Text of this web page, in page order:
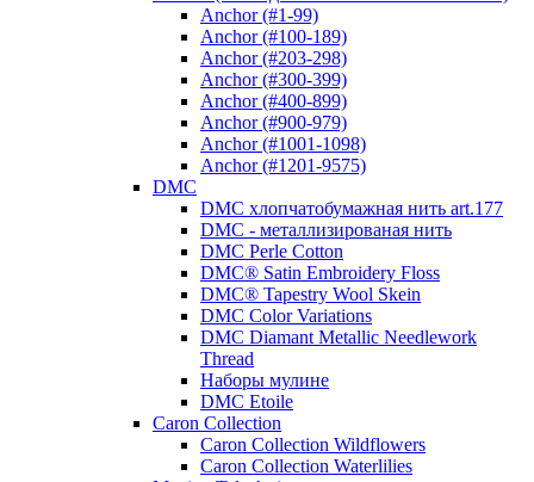
Anchor (#1-99)
Anchor (#100-189)
Anchor (#203-298)
Anchor (#300-399)
Anchor (#400-899)
Anchor (#900-979)
Anchor (#1001-1098)
Anchor (#1201-9575)
DMC
DMC хлопчатобумажная нить art.177
DMC - металлизированая нить
DMC Perle Cotton
DMC® Satin Embroidery Floss
DMC® Tapestry Wool Skein
DMC Color Variations
DMC Diamant Metallic Needlework
Thread
Наборы мулине
DMC Etoile
Caron Collection
Caron Collection Wildflowers
Caron Collection Waterlilies